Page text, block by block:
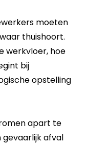
moeten
thuishoort.
werkvloer, hoe
bij
opstelling
apart te
gevaarlijk afval